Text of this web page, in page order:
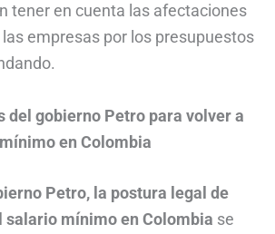
tener en cuenta las afectaciones
empresas por los presupuestos
del gobierno Petro para volver a
en Colombia
Petro, la postura legal de
salario mínimo en Colombia se